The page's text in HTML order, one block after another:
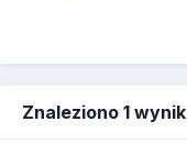
Znaleziono 1 wynik